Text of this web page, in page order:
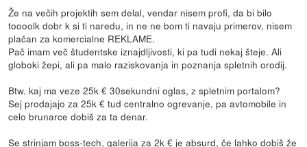
Že na večih projektih sem delal, vendar nisem profi, da bi bilo
toooolk dobr k si ti naredu, in ne ne bom ti navaju primerov, nisem
plačan za komercialne REKLAME.
Pač imam več študentske iznajdljivosti, ki pa tudi nekaj šteje. Ali
globoki žepi, ali pa malo raziskovanja in poznanja spletnih orodij.
Btw. kaj ma veze 25k € 30sekundni oglas, z spletnim portalom?
Sej prodajajo za 25k € tud centralno ogrevanje, pa avtomobile in
celo brunarce dobiš za ta denar.
Se strinjam boss-tech, galerija za 2k € je absurd, če lahko dobiš že